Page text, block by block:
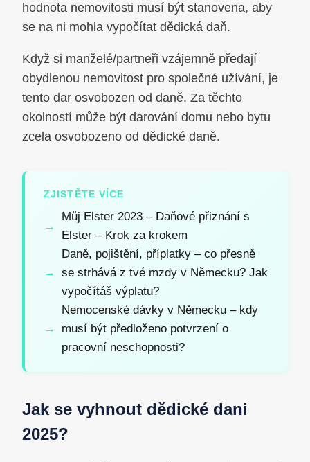
hodnota nemovitosti musí být stanovena, aby
se na ni mohla vypočítat dědická daň.
Když si manželé/partneři vzájemně předají
obydlenou nemovitost pro společné užívání, je
tento dar osvobozen od daně. Za těchto
okolností může být darování domu nebo bytu
zcela osvobozeno od dědické daně.
ZJISTĚTE VÍCE
Můj Elster 2023 – Daňové přiznání s
Elster – Krok za krokem
Daně, pojištění, příplatky – co přesně
se strhává z tvé mzdy v Německu? Jak
vypočítáš výplatu?
Nemocenské dávky v Německu – kdy
musí být předloženo potvrzení o
pracovní neschopnosti?
Jak se vyhnout dědické dani
2025?